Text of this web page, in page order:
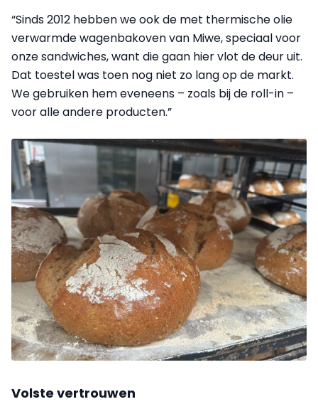
“Sinds 2012 hebben we ook de met thermische olie
verwarmde wagenbakoven van Miwe, speciaal voor
onze sandwiches, want die gaan hier vlot de deur uit.
Dat toestel was toen nog niet zo lang op de markt.
We gebruiken hem eveneens – zoals bij de roll-in –
voor alle andere producten.”
Volste vertrouwen